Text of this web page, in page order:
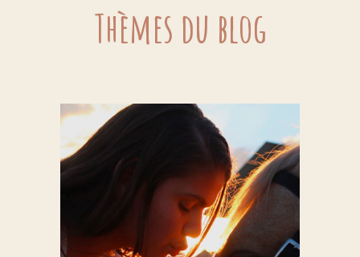
Thèmes du blog